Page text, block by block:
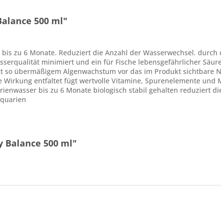
500 ml"
zu 6 Monate. Reduziert die Anzahl der Wasserwechsel.
minimiert und ein für Fische lebensgefährlicher
übermäßigem Algenwachstum vor das im Produkt
Wirkung entfaltet fügt wertvolle Vitamine, Spurenelemente
bis zu 6 Monate biologisch stabil gehalten reduziert
Balance 500 ml"